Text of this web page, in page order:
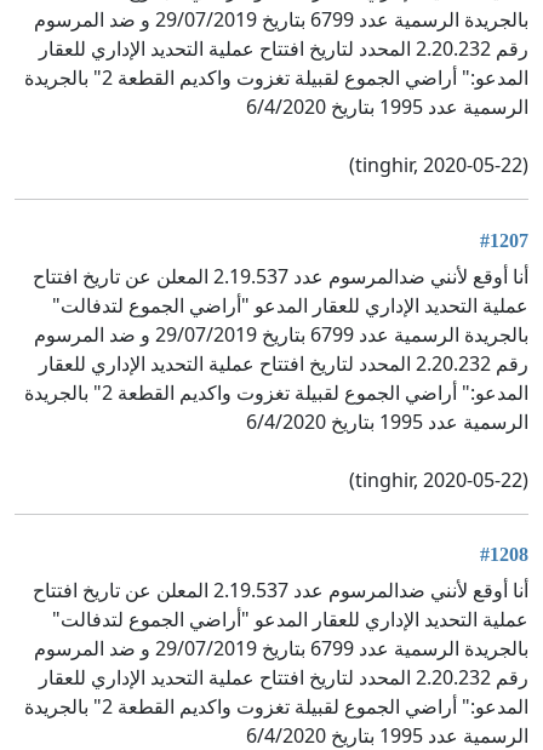
بالجريدة الرسمية عدد 6799 بتاريخ 29/07/2019 و ضد المرسوم
رقم 2.20.232 المحدد لتاريخ افتتاح عملية التحديد الإداري للعقار
المدعو:" أراضي الجموع لقبيلة تغزوت واكديم القطعة 2" بالجريدة
الرسمية عدد 1995 بتاريخ 6/4/2020
(tinghir, 2020-05-22)
#1207
أنا أوقع لأنني ضدالمرسوم عدد 2.19.537 المعلن عن تاريخ افتتاح
عملية التحديد الإداري للعقار المدعو "أراضي الجموع لتدفالت"
بالجريدة الرسمية عدد 6799 بتاريخ 29/07/2019 و ضد المرسوم
رقم 2.20.232 المحدد لتاريخ افتتاح عملية التحديد الإداري للعقار
المدعو:" أراضي الجموع لقبيلة تغزوت واكديم القطعة 2" بالجريدة
الرسمية عدد 1995 بتاريخ 6/4/2020
(tinghir, 2020-05-22)
#1208
أنا أوقع لأنني ضدالمرسوم عدد 2.19.537 المعلن عن تاريخ افتتاح
عملية التحديد الإداري للعقار المدعو "أراضي الجموع لتدفالت"
بالجريدة الرسمية عدد 6799 بتاريخ 29/07/2019 و ضد المرسوم
رقم 2.20.232 المحدد لتاريخ افتتاح عملية التحديد الإداري للعقار
المدعو:" أراضي الجموع لقبيلة تغزوت واكديم القطعة 2" بالجريدة
الرسمية عدد 1995 بتاريخ 6/4/2020